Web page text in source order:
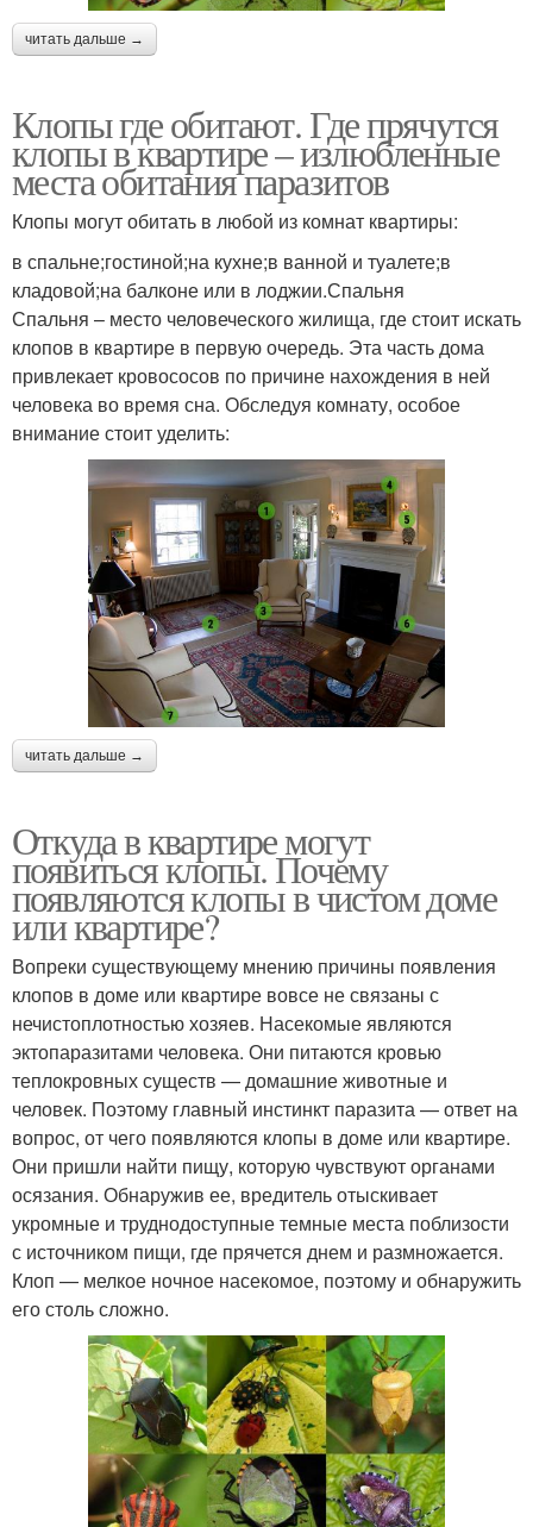
читать дальше →
Клопы где обитают. Где прячутся
клопы в квартире – излюбленные
места обитания паразитов
Клопы могут обитать в любой из комнат квартиры:
в спальне;гостиной;на кухне;в ванной и туалете;в
кладовой;на балконе или в лоджии.Спальня
Спальня – место человеческого жилища, где стоит искать
клопов в квартире в первую очередь. Эта часть дома
привлекает кровососов по причине нахождения в ней
человека во время сна. Обследуя комнату, особое
внимание стоит уделить:
читать дальше →
Откуда в квартире могут
появиться клопы. Почему
появляются клопы в чистом доме
или квартире?
Вопреки существующему мнению причины появления
клопов в доме или квартире вовсе не связаны с
нечистоплотностью хозяев. Насекомые являются
эктопаразитами человека. Они питаются кровью
теплокровных существ — домашние животные и
человек. Поэтому главный инстинкт паразита — ответ на
вопрос, от чего появляются клопы в доме или квартире.
Они пришли найти пищу, которую чувствуют органами
осязания. Обнаружив ее, вредитель отыскивает
укромные и труднодоступные темные места поблизости
с источником пищи, где прячется днем и размножается.
Клоп — мелкое ночное насекомое, поэтому и обнаружить
его столь сложно.